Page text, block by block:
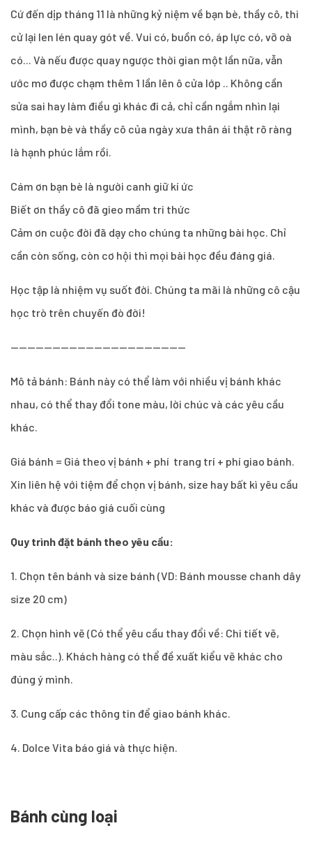
Cứ đến dịp tháng 11 là những kỷ niệm về bạn bè, thầy cô, thi
cử lại len lén quay gót về. Vui có, buồn có, áp lực có, vỡ oà
có... Và nếu được quay ngược thời gian một lần nữa, vẫn
ước mơ được chạm thêm 1 lần lên ô cửa lớp .. Không cần
sửa sai hay làm điều gì khác đi cả, chỉ cần ngắm nhìn lại
mình, bạn bè và thầy cô của ngày xưa thân ái thật rõ ràng
là hạnh phúc lắm rồi.
Cám ơn bạn bè là người canh giữ kí ức
Biết ơn thầy cô đã gieo mầm tri thức
Cảm ơn cuộc đời đã dạy cho chúng ta những bài học. Chỉ
cần còn sống, còn cơ hội thì mọi bài học đều đáng giá.
Học tập là nhiệm vụ suốt đời. Chúng ta mãi là những cô cậu
học trò trên chuyến đò đời!
------------------------------------------
Mô tả bánh: Bánh này có thể làm với nhiều vị bánh khác
nhau, có thể thay đổi tone màu, lời chúc và các yêu cầu
khác.
Giá bánh = Giá theo vị bánh + phí trang trí + phí giao bánh.
Xin liên hệ với tiệm để chọn vị bánh, size hay bất kì yêu cầu
khác và được báo giá cuối cùng
Quy trình đặt bánh theo yêu cầu:
1. Chọn tên bánh và size bánh (VD: Bánh mousse chanh dây
size 20 cm)
2. Chọn hình vẽ (Có thể yêu cầu thay đổi về: Chi tiết vẽ,
màu sắc..). Khách hàng có thể đề xuất kiểu vẽ khác cho
đúng ý mình.
3. Cung cấp các thông tin để giao bánh khác.
4. Dolce Vita báo giá và thực hiện.
Bánh cùng loại